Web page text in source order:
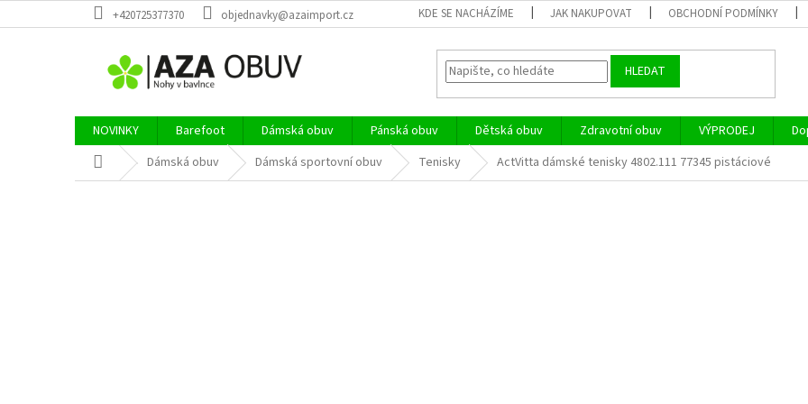
na
+420725377370 objednavky@azaimport.cz KDE SE NACHÁZÍME JAK NAKUPOVAT OBCHODNÍ PODMÍNKY
HLEDAT
NOVINKY Barefoot Dámská obuv Pánská obuv Dětská obuv Zdravotní obuv VÝPRODEJ
Domů Dámská obuv Dámská sportovní obuv Tenisky ActVitta dámské tenisky 4802.111 77345 pistáciové